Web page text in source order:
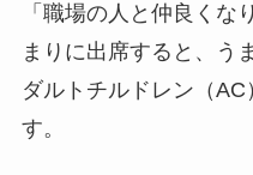
「職場の人と仲良くな
まりに出席すると、う
ダルトチルドレン（
す。